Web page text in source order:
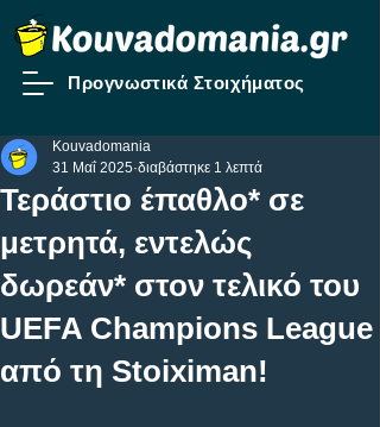
Προγνωστικά Στοιχήματος
Τεράστιο έπαθλο* σε
μετρητά, εντελώς
δωρεάν* στον τελικό του
UEFA Champions League
από τη Stoiximan!
Kouvadomania
31 Μαΐ 2025 διαβάστηκε 1 λεπτά